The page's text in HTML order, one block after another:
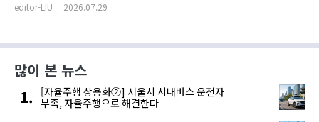
editor-LIU 2026.07.29
많이 본 뉴스
[자율주행 상용화②] 서울시 시내버스 운전자
부족, 자율주행으로 해결한다